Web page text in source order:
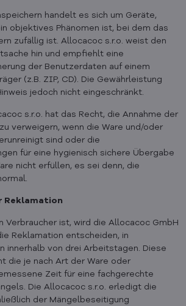
handelt es sich um Geräte,
objektives Phänomen ist, bei dem das
zufällig ist. Allocacoc s.r.o. weist den
hin und empfiehlt eine
der Benutzerdaten auf einem
(z.B. ZIP, CD). Die Gewährleistung
jedoch nicht eingeschränkt.
s.r.o. hat das Recht, die Annahme der
verweigern, wenn die Ware und/oder
sind oder die
für eine hygienisch sichere Übergabe
nicht erfüllen, es sei denn, die
Reklamation
Verbraucher ist, wird die Allocacoc GmbH
Reklamation entscheiden, in
innerhalb von drei Arbeitstagen. Diese
die je nach Art der Ware oder
Zeit für eine fachgerechte
Die Allocacoc s.r.o. erledigt die
der Mängelbeseitigung